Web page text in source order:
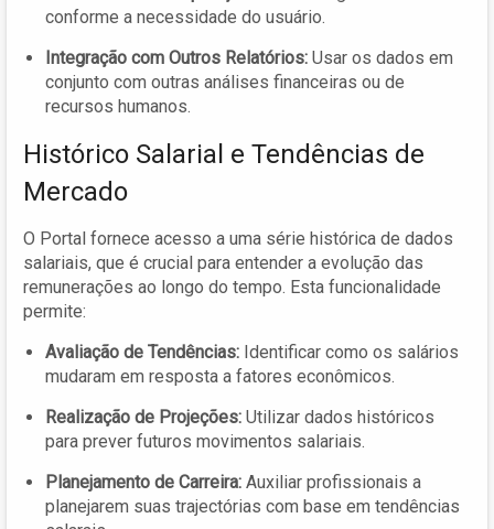
conforme a necessidade do usuário.
Integração com Outros Relatórios: Usar os dados em
conjunto com outras análises financeiras ou de
recursos humanos.
Histórico Salarial e Tendências de
Mercado
O Portal fornece acesso a uma série histórica de dados
salariais, que é crucial para entender a evolução das
remunerações ao longo do tempo. Esta funcionalidade
permite:
Avaliação de Tendências: Identificar como os salários
mudaram em resposta a fatores econômicos.
Realização de Projeções: Utilizar dados históricos
para prever futuros movimentos salariais.
Planejamento de Carreira: Auxiliar profissionais a
planejarem suas trajectórias com base em tendências